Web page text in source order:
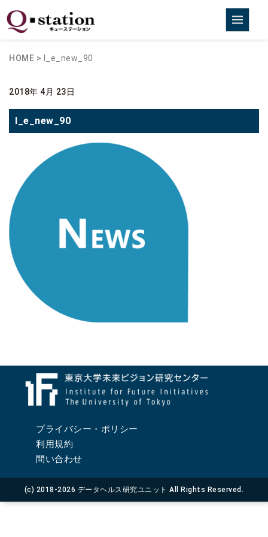
HOME > l_e_new_90
2018年 4月 23日
l_e_new_90
プライバシー・ポリシー
利用規約
問い合わせ
(c) 2018-2026 データヘルス研究ユニット All Rights Reserved.